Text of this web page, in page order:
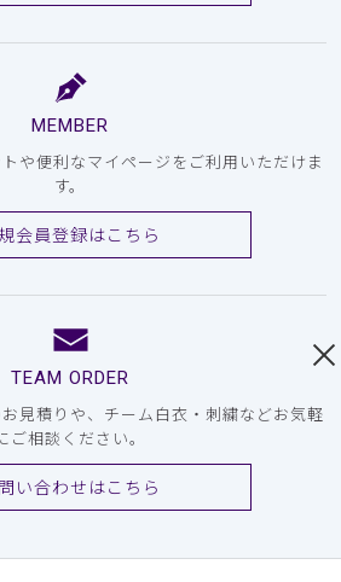
MEMBER
や便利なマイページをご利用いただけま
す。
会員登録はこちら
TEAM ORDER
見積りや、チーム白衣・刺繍などお気軽
ご相談ください。
い合わせはこちら